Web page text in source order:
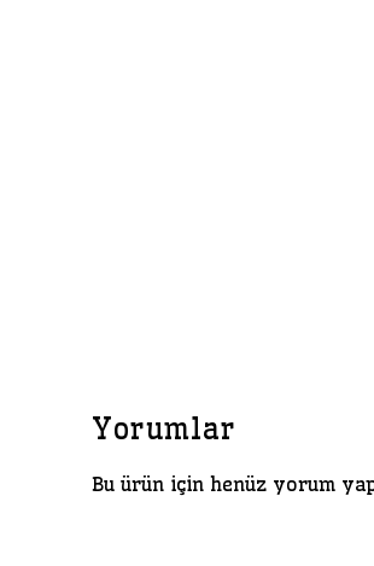
Yorumlar
Bu ürün için henüz yorum